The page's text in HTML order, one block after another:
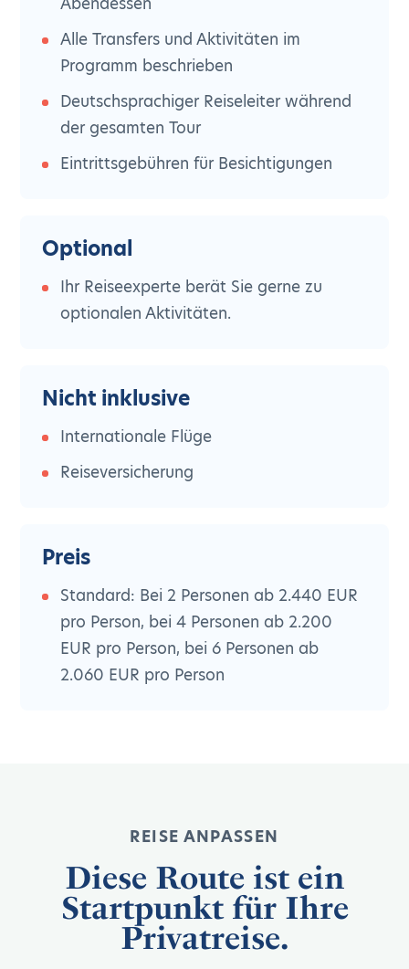
Alle Transfers und Aktivitäten im
Programm beschrieben
Deutschsprachiger Reiseleiter während
der gesamten Tour
Eintrittsgebühren für Besichtigungen
Optional
Ihr Reiseexperte berät Sie gerne zu
optionalen Aktivitäten.
Nicht inklusive
Internationale Flüge
Reiseversicherung
Preis
Standard: Bei 2 Personen ab 2.440 EUR
pro Person, bei 4 Personen ab 2.200
EUR pro Person, bei 6 Personen ab
2.060 EUR pro Person
REISE ANPASSEN
Diese Route ist ein
Startpunkt für Ihre
Privatreise.